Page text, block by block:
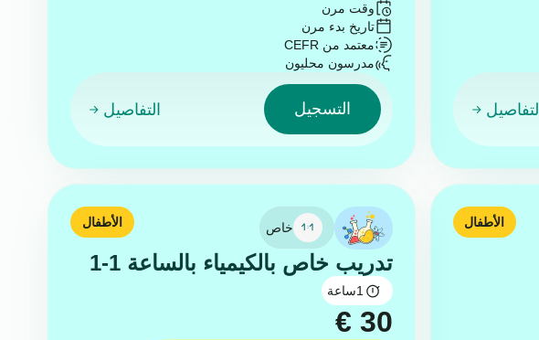
التفاصيل
وقت مرن
تاريخ بدء مرن
معتمد من CEFR
مدرسون محليون
التسجيل التفاصيل
الأطفال خاص
تدريب خاص بالكيمياء بالساعة 1-1
1ساعة
الأطفال
€30